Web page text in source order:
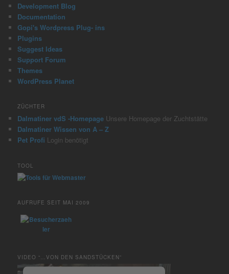
Development Blog
Documentation
Gopi's Wordpress Plug- ins
Plugins
Suggest Ideas
Support Forum
Themes
WordPress Planet
ZÜCHTER
Dalmatiner vdS -Homepage Unsere Homepage der Zuchtstätte
Dalmatiner Wissen von A – Z
Pet Profi Login benötigt
TOOL
AUFRUFE SEIT MAI 2009
VIDEO “…VON DEN SANDSTÜCKEN”